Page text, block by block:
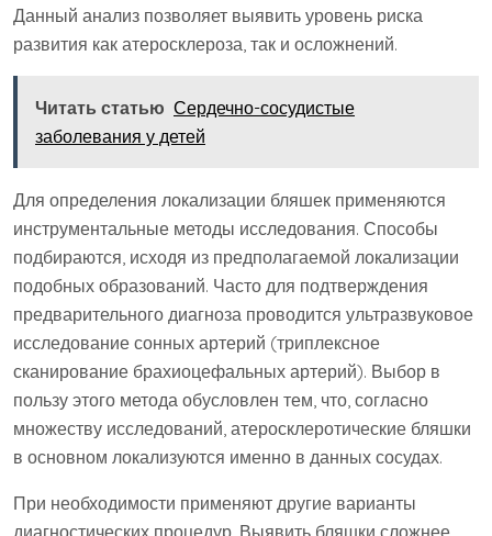
Данный анализ позволяет выявить уровень риска
развития как атеросклероза, так и осложнений.
Читать статью Сердечно-сосудистые
заболевания у детей
Для определения локализации бляшек применяются
инструментальные методы исследования. Способы
подбираются, исходя из предполагаемой локализации
подобных образований. Часто для подтверждения
предварительного диагноза проводится ультразвуковое
исследование сонных артерий (триплексное
сканирование брахиоцефальных артерий). Выбор в
пользу этого метода обусловлен тем, что, согласно
множеству исследований, атеросклеротические бляшки
в основном локализуются именно в данных сосудах.
При необходимости применяют другие варианты
диагностических процедур. Выявить бляшки сложнее